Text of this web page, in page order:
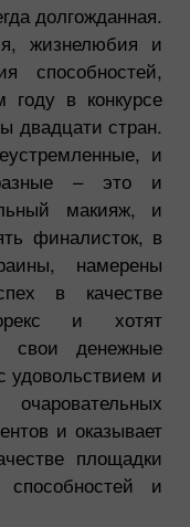
долгожданная.
жизнелюбия и
способностей,
году в конкурсе
двадцати стран.
и
– это и
макияж, и
финалисток, в
намерены
в качестве
и хотят
свои денежные
удовольствием и
и оказывает
площадки
и